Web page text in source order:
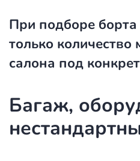
При подборе борта
только количество
салона под
Багаж,